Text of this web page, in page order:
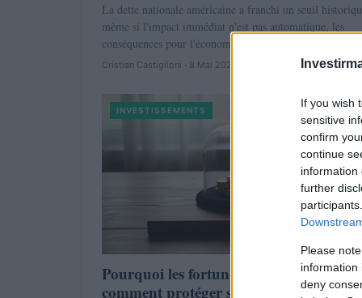
If you wish
sensitive
confirm
continue
information
further
Please
information
deny
La dette nationale américaine a franchi un seuil
même si l'impact immédiat n'est pas automatique, les
conséquences pour l'économie et…
Cristian Castiglioni · 8 Mai 2026
INVESTISSEMENTS
Pourquoi les fortunes s’évaporent et
comment protéger son patrimoine